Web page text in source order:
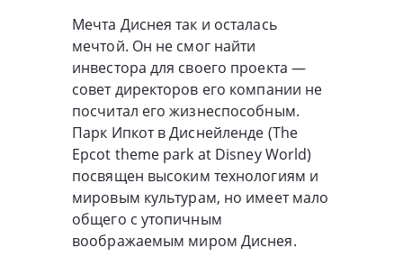
Мечта Диснея так и осталась
мечтой. Он не смог найти
инвестора для своего проекта —
совет директоров его компании не
посчитал его жизнеспособным.
Парк Ипкот в Диснейленде (The
Epcot theme park at Disney World)
посвящен высоким технологиям и
мировым культурам, но имеет мало
общего с утопичным
воображаемым миром Диснея.